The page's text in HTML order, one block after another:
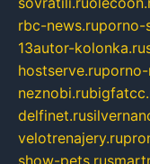
rbc-news.ruporno-
13autor-kolonka.ru
hostserve.ru
neznobi.ru
delfinet.ru
velotrenajery.ru